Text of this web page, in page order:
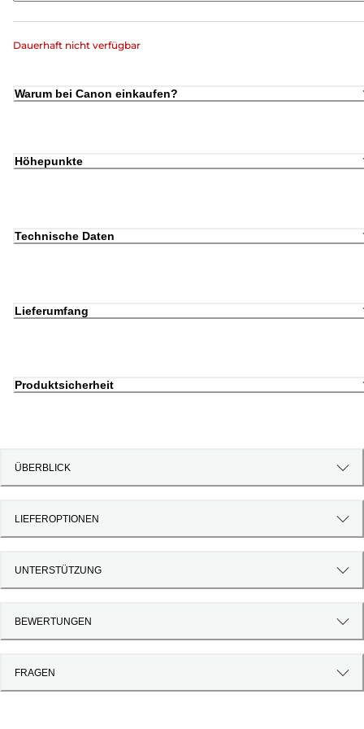
Dauerhaft nicht verfügbar
Warum bei Canon einkaufen?
Höhepunkte
Technische Daten
Lieferumfang
Produktsicherheit
ÜBERBLICK
LIEFEROPTIONEN
UNTERSTÜTZUNG
BEWERTUNGEN
FRAGEN